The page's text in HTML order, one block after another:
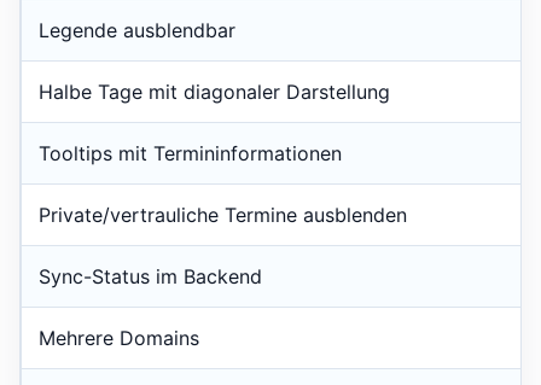
Legende ausblendbar
Halbe Tage mit diagonaler Darstellung
Tooltips mit Termininformationen
Private/vertrauliche Termine ausblenden
Sync-Status im Backend
Mehrere Domains